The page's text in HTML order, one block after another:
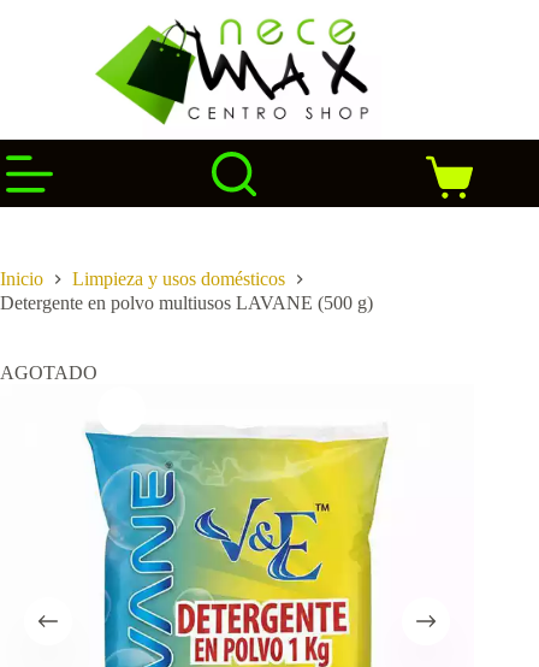
Carro
de
Inicio
Limpieza y usos domésticos
Detergente en polvo multiusos LAVANE (500 g)
AGOTADO